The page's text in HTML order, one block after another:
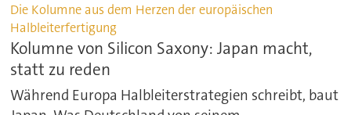
Die Kolumne aus dem Herzen der europäischen
Halbleiterfertigung
Kolumne von Silicon Saxony: Japan macht,
statt zu reden
Während Europa Halbleiterstrategien schreibt, baut